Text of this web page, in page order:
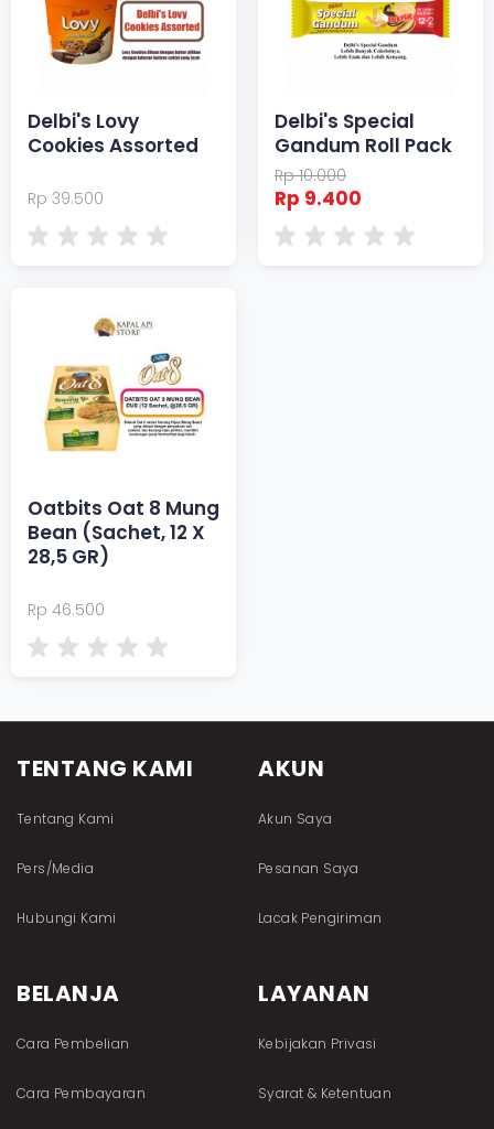
Delbi's Lovy
Cookies Assorted
Rp 39.500
Delbi's Special
Gandum Roll Pack
Rp 10.000
Rp 9.400
Oatbits Oat 8 Mung
Bean (Sachet, 12 X
28,5 GR)
Rp 46.500
TENTANG KAMI
Tentang Kami
Pers/Media
Hubungi Kami
AKUN
Akun Saya
Pesanan Saya
Lacak Pengiriman
BELANJA
Cara Pembelian
Cara Pembayaran
LAYANAN
Kebijakan Privasi
Syarat & Ketentuan